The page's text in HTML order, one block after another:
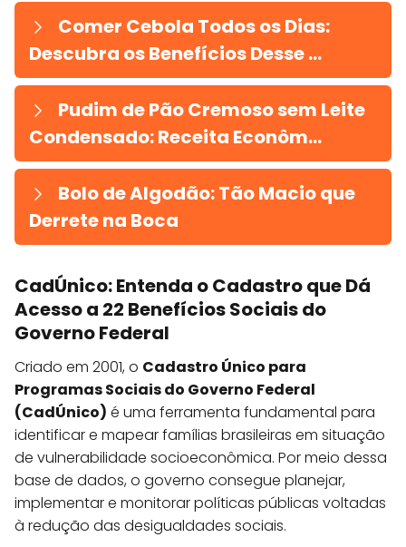
Comer Cebola Todos os Dias:
Descubra os Benefícios Desse ...
Pudim de Pão Cremoso sem Leite
Condensado: Receita Econôm...
Bolo de Algodão: Tão Macio que
Derrete na Boca
CadÚnico: Entenda o Cadastro que Dá
Acesso a 22 Benefícios Sociais do
Governo Federal
Criado em 2001, o Cadastro Único para
Programas Sociais do Governo Federal
(CadÚnico) é uma ferramenta fundamental para
identificar e mapear famílias brasileiras em situação
de vulnerabilidade socioeconômica. Por meio dessa
base de dados, o governo consegue planejar,
implementar e monitorar políticas públicas voltadas
à redução das desigualdades sociais.